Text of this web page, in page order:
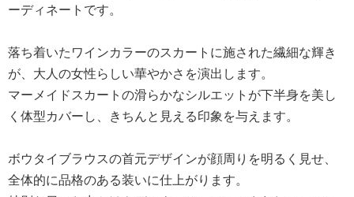
ーディネートです。
落ち着いたワインカラーのスカートに施された繊細な輝き
が、大人の女性らしい華やかさを演出します。
マーメイドスカートの滑らかなシルエットが下半身を美し
く体型カバーし、きちんと見える印象を与えます。
ボウタイブラウスの首元デザインが顔周りを明るく見せ、
全体的に品格のある装いに仕上がります。